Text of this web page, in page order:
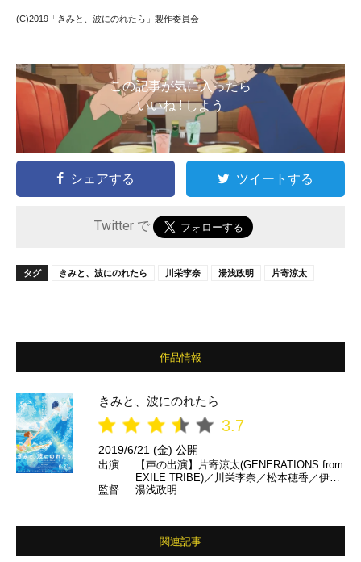
(C)2019「きみと、波にのれたら」製作委員会
この記事が気に入ったら
いいね ! しよう
シェアする ツイートする
Twitter で
タグ きみと、波にのれたら 川栄李奈 湯浅政明 片寄涼太
作品情報
きみと、波にのれたら
3.7
2019/6/21 (金) 公開
出演
【声の出演】片寄涼太(GENERATIONS from
EXILE TRIBE)／川栄李奈／松本穂香／伊藤
健太郎 ほか
監督 湯浅政明
関連記事